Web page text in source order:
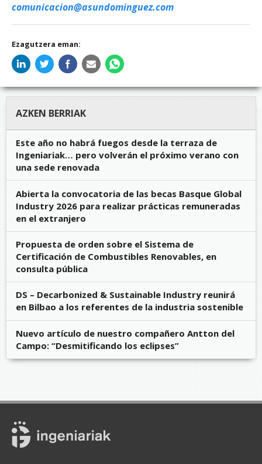
comunicacion@asundominguez.com
Ezagutzera eman:
AZKEN BERRIAK
Este año no habrá fuegos desde la terraza de
Ingeniariak… pero volverán el próximo verano con
una sede renovada
Abierta la convocatoria de las becas Basque Global
Industry 2026 para realizar prácticas remuneradas
en el extranjero
Propuesta de orden sobre el Sistema de
Certificación de Combustibles Renovables, en
consulta pública
DS – Decarbonized & Sustainable Industry reunirá
en Bilbao a los referentes de la industria sostenible
Nuevo artículo de nuestro compañero Antton del
Campo: “Desmitificando los eclipses”